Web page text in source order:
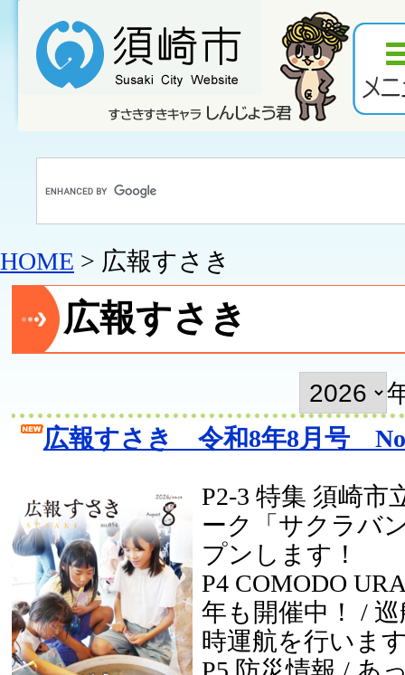
HOME > 広報すさき
広報すさき
広報すさき 令和8年8月号
P2-3 特集 須崎市
ーク「サクラバ
プンします！
P4 COMODO
年も開催中！ /
時運航を行いま